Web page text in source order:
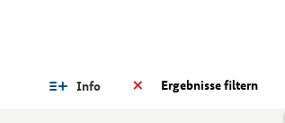
Ergebnisse filtern
Info